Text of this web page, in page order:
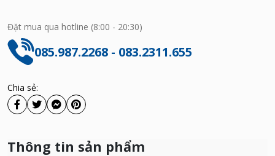
Đặt mua qua hotline (8:00 - 20:30)
085.987.2268 - 083.2311.655
Chia sẻ:
Thông tin sản phẩm